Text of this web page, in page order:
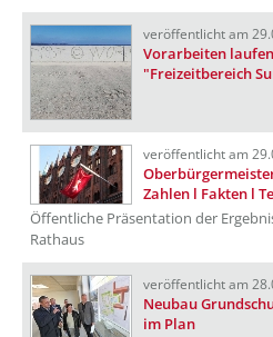
veröffentlicht am
Vorarbeiten
"Freizeitbereich
veröffentlicht am
Zahlen l Fakten l
Öffentliche Präsentation der
Rathaus
veröffentlicht am
Neubau
im Plan